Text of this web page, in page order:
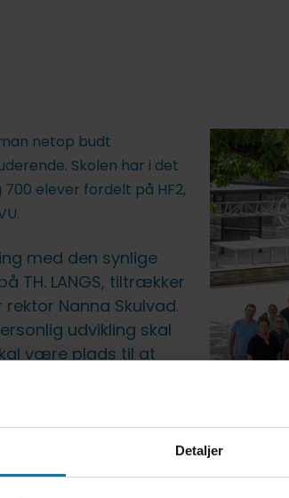
Detaljer
man netop budt
Skolen har i det
elever fordelt på HF2,
med den synlige
TH. LANGS, tiltrækker
Nanna Skulvad.
udvikling skal
være plads til at
på HF2, HFO (HF for
unge med